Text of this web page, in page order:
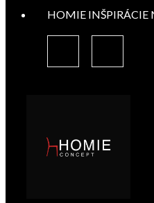
HOMIE INŠPIRÁCIE